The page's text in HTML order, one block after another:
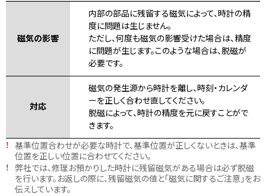
磁気の影響
内部の部品に残留する磁気によって、時計の精
度に問題は生じません。
ただし、何度も磁気の影響受けた場合は、精度
に問題が生じます。このような場合は、脱磁が
必要です。
対応
磁気の発生源から時計を離し、時刻・カレンダ
ーを正しく合わせ直してください。
脱磁によって、時計の精度を元に戻すことがで
きます。
!
基準位置合わせが必要な時計で、基準位置が正しくないときは、基準
位置を正しい位置に合わせてください。
!
弊社では、修理お預かりした時計に残留磁気がある場合は必ず脱磁
を行います。お返しの際に、残留磁気の値と「磁気に関するご注意」をお
伝えしています。